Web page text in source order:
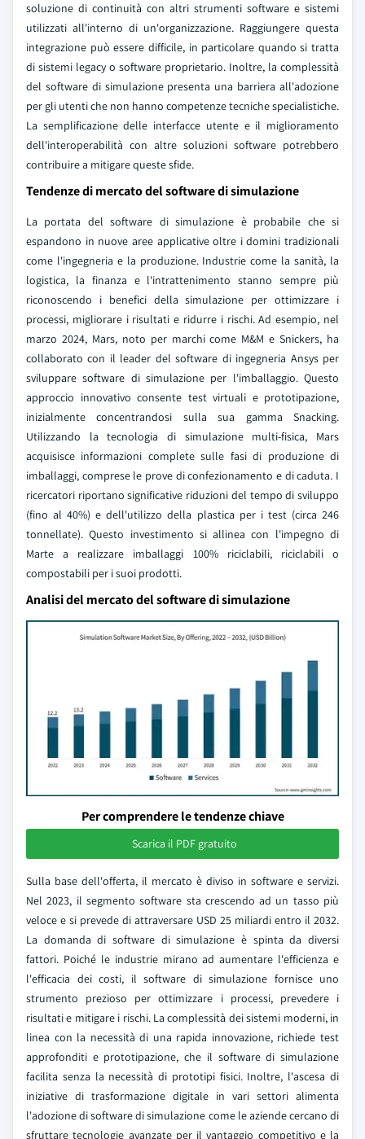
soluzione di continuità con altri strumenti software e sistemi
utilizzati all'interno di un'organizzazione. Raggiungere questa
integrazione può essere difficile, in particolare quando si tratta
di sistemi legacy o software proprietario. Inoltre, la complessità
del software di simulazione presenta una barriera all'adozione
per gli utenti che non hanno competenze tecniche specialistiche.
La semplificazione delle interfacce utente e il miglioramento
dell'interoperabilità con altre soluzioni software potrebbero
contribuire a mitigare queste sfide.
Tendenze di mercato del software di simulazione
La portata del software di simulazione è probabile che si
espandono in nuove aree applicative oltre i domini tradizionali
come l'ingegneria e la produzione. Industrie come la sanità, la
logistica, la finanza e l'intrattenimento stanno sempre più
riconoscendo i benefici della simulazione per ottimizzare i
processi, migliorare i risultati e ridurre i rischi. Ad esempio, nel
marzo 2024, Mars, noto per marchi come M&M e Snickers, ha
collaborato con il leader del software di ingegneria Ansys per
sviluppare software di simulazione per l'imballaggio. Questo
approccio innovativo consente test virtuali e prototipazione,
inizialmente concentrandosi sulla sua gamma Snacking.
Utilizzando la tecnologia di simulazione multi-fisica, Mars
acquisisce informazioni complete sulle fasi di produzione di
imballaggi, comprese le prove di confezionamento e di caduta. I
ricercatori riportano significative riduzioni del tempo di sviluppo
(fino al 40%) e dell'utilizzo della plastica per i test (circa 246
tonnellate). Questo investimento si allinea con l'impegno di
Marte a realizzare imballaggi 100% riciclabili, riciclabili o
compostabili per i suoi prodotti.
Analisi del mercato del software di simulazione
Per comprendere le tendenze chiave
Scarica il PDF gratuito
Sulla base dell'offerta, il mercato è diviso in software e servizi.
Nel 2023, il segmento software sta crescendo ad un tasso più
veloce e si prevede di attraversare USD 25 miliardi entro il 2032.
La domanda di software di simulazione è spinta da diversi
fattori. Poiché le industrie mirano ad aumentare l'efficienza e
l'efficacia dei costi, il software di simulazione fornisce uno
strumento prezioso per ottimizzare i processi, prevedere i
risultati e mitigare i rischi. La complessità dei sistemi moderni, in
linea con la necessità di una rapida innovazione, richiede test
approfonditi e prototipazione, che il software di simulazione
facilita senza la necessità di prototipi fisici. Inoltre, l'ascesa di
iniziative di trasformazione digitale in vari settori alimenta
l'adozione di software di simulazione come le aziende cercano di
sfruttare tecnologie avanzate per il vantaggio competitivo e la